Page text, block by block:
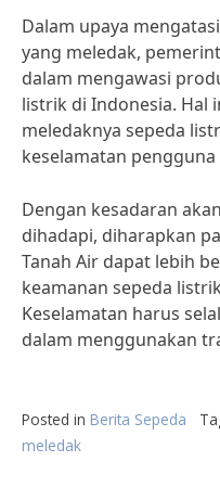
Dalam upaya
yang meledak,
dalam mengawasi
listrik di Indonesia. Hal
meledaknya sepeda
keselamatan
Dengan kesadaran
dihadapi, diharapkan
Tanah Air dapat lebih
keamanan sepeda
Keselamatan harus
dalam menggunakan
Posted in Berita Sepeda
meledak